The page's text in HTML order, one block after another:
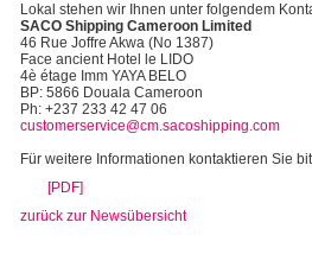
Lokal stehen wir Ihnen unter folgendem
SACO Shipping Cameroon Limited
46 Rue Joffre Akwa (No 1387)
Face ancient Hotel le LIDO
4è étage Imm YAYA BELO
BP: 5866 Douala Cameroon
Ph: +237 233 42 47 06
customerservice@cm.sacoshipping.com
Für weitere Informationen kontaktieren Sie
[PDF]
zurück zur Newsübersicht